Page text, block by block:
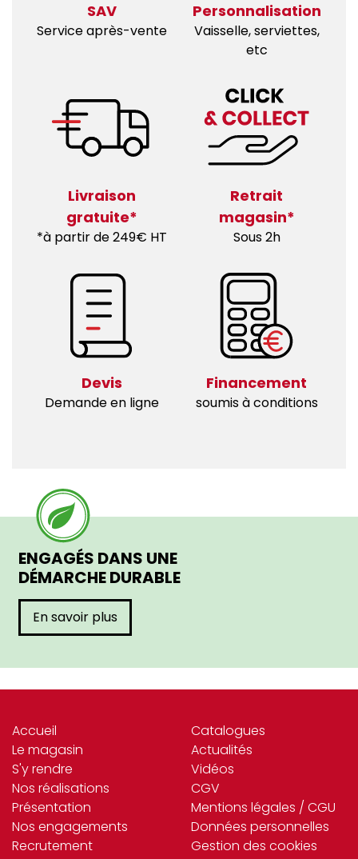
SAV
Service après-vente
Personnalisation
Vaisselle, serviettes,
etc
Livraison
gratuite*
*à partir de 249€ HT
Retrait
magasin*
Sous 2h
Devis
Demande en ligne
Financement
soumis à conditions
ENGAGÉS DANS UNE
DÉMARCHE DURABLE
En savoir plus
Accueil
Le magasin
S'y rendre
Nos réalisations
Présentation
Nos engagements
Recrutement
Catalogues
Actualités
Vidéos
CGV
Mentions légales / CGU
Données personnelles
Gestion des cookies